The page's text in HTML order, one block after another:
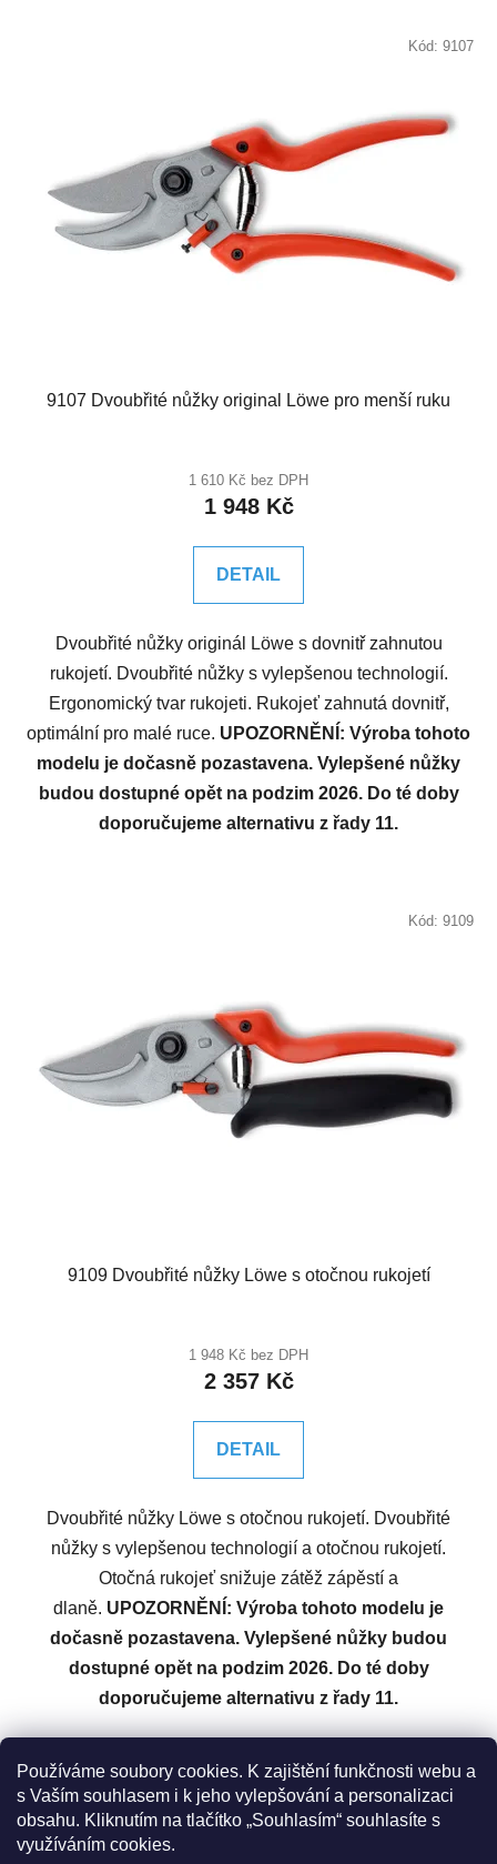
Používáme soubory cookies. K zajištění funkčnosti webu a
s Vaším souhlasem i k jeho vylepšování a personalizaci
obsahu. Kliknutím na tlačítko „Souhlasím“ souhlasíte s
využíváním cookies.
9107 Dvoubřité nůžky original Löwe pro menší ruku
1 610 Kč bez DPH
1 948 Kč
DETAIL
Dvoubřité nůžky originál Löwe s dovnitř zahnutou
rukojetí. Dvoubřité nůžky s vylepšenou technologií.
Ergonomický tvar rukojeti. Rukojeť zahnutá dovnitř,
optimální pro malé ruce. UPOZORNĚNÍ: Výroba tohoto
modelu je dočasně pozastavena. Vylepšené nůžky
budou dostupné opět na podzim 2026. Do té doby
doporučujeme alternativu z řady 11.
Kód: 9107
9109 Dvoubřité nůžky Löwe s otočnou rukojetí
1 948 Kč bez DPH
2 357 Kč
DETAIL
Dvoubřité nůžky Löwe s otočnou rukojetí. Dvoubřité
nůžky s vylepšenou technologií a otočnou rukojetí.
Otočná rukojeť snižuje zátěž zápěstí a
dlaně. UPOZORNĚNÍ: Výroba tohoto modelu je
dočasně pozastavena. Vylepšené nůžky budou
dostupné opět na podzim 2026. Do té doby
doporučujeme alternativu z řady 11.
Kód: 9109
Zboží.cz Heureka.cz
Original LÖWE Germany
LÖWE na Youtube